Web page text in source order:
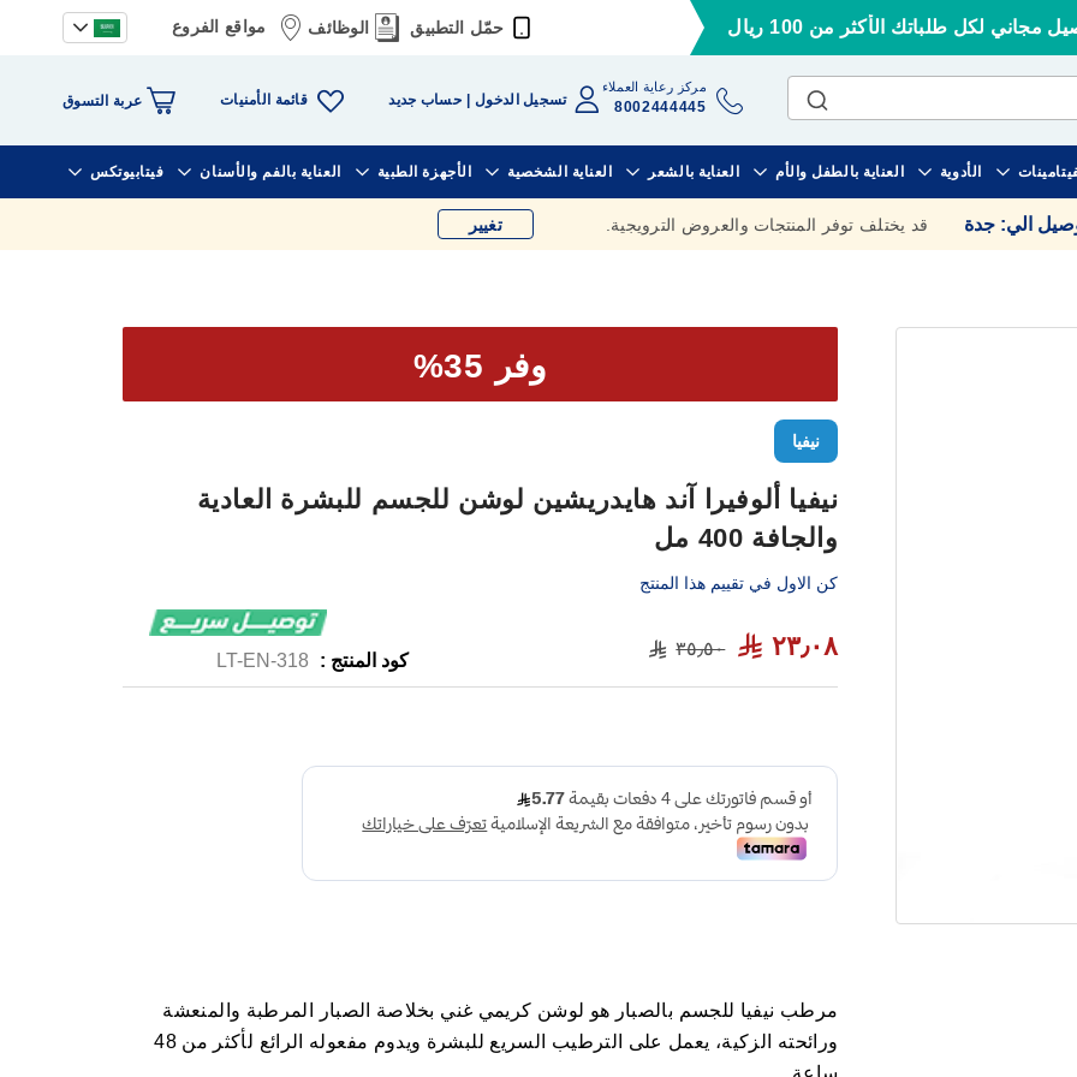
مجاني لكل طلباتك الأكثر من 100 ريال حمّل التطبيق الوظائف مواقع الفروع
مركز رعاية العملاء
8002444445 تسجيل الدخول حساب جديد قائمة الأمنيات عربة التسوق
الأدوية العناية بالطفل والأم العناية بالشعر العناية الشخصية الأجهزة الطبية العناية بالفم والأسنان فيتابيوتكس
الي: جدة قد يختلف توفر المنتجات والعروض الترويجية. تغيير
وفر 35%
نيفيا
نيفيا ألوفيرا آند هايدريشين لوشن للجسم للبشرة العادية
والجافة 400 مل
كن الاول في تقييم هذا المنتج
٢٣٫٠٨ ٣٥٫٥٠
كود المنتج : LT-EN-318
مرطب نيفيا للجسم بالصبار هو لوشن كريمي غني بخلاصة الصبار المرطبة والمنعشة
ورائحته الزكية، يعمل على الترطيب السريع للبشرة ويدوم مفعوله الرائع لأكثر من 48
ساعة.